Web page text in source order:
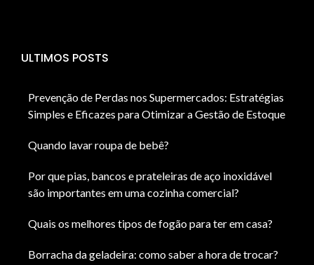
ULTIMOS POSTS
Prevenção de Perdas nos Supermercados: Estratégias
Simples e Eficazes para Otimizar a Gestão de Estoque
Quando lavar roupa de bebê?
Por que pias, bancos e prateleiras de aço inoxidável
são importantes em uma cozinha comercial?
Quais os melhores tipos de fogão para ter em casa?
Borracha da geladeira: como saber a hora de trocar?